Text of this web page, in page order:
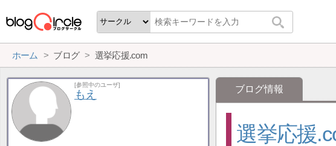
ホーム ブログ 選挙応援.com
ブログ情報
選挙応援
[参照中のユーザ]
もえ